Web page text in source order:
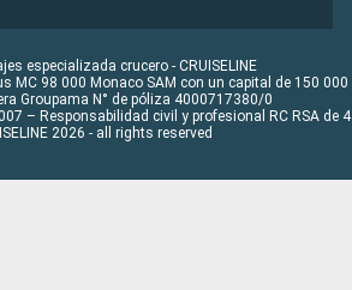
especializada crucero - CRUISELINE
MC 98 000 Monaco SAM con un capital de 150 000
Groupama N° de póliza 4000717380/0
– Responsabilidad civil y profesional RC RSA de
2026 - all rights reserved